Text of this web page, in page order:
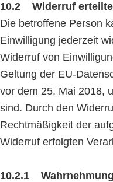
10.2 Widerruf
Die betroffene Person
Einwilligung jederzeit
Widerruf von
Geltung der EU-
vor dem 25. Mai 2018,
sind. Durch den
Rechtmäßigkeit der
Widerruf erfolgten
10.2.1